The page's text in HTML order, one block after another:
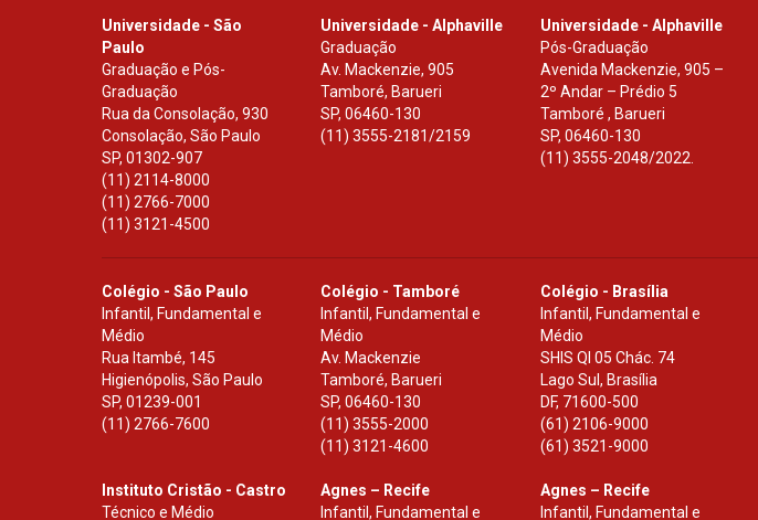
Universidade - São
Paulo
Graduação e Pós-
Graduação
Rua da Consolação, 930
Consolação, São Paulo
SP, 01302-907
(11) 2114-8000
(11) 2766-7000
(11) 3121-4500
Universidade - Alphaville
Graduação
Av. Mackenzie, 905
Tamboré, Barueri
SP,06460-130
(11) 3555-2181/2159
Universidade - Alphaville
Pós-Graduação
Avenida Mackenzie, 905 –
2º Andar – Prédio 5
Tamboré , Barueri
SP, 06460-130
(11) 3555-2048/2022.
Colégio - São Paulo
Infantil, Fundamental e
Médio
Rua Itambé, 145
Higienópolis, São Paulo
SP, 01239-001
(11) 2766-7600
Colégio - Tamboré
Infantil, Fundamental e
Médio
Av. Mackenzie
Tamboré, Barueri
SP,06460-130
(11) 3555-2000
(11) 3121-4600
Colégio - Brasília
Infantil, Fundamental e
Médio
SHIS Ql 05 Chác. 74
Lago Sul, Brasília
DF, 71600-500
(61) 2106-9000
(61) 3521-9000
Instituto Cristão - Castro
Técnico e Médio
Agnes – Recife
Infantil, Fundamental e
Agnes – Recife
Infantil, Fundamental e